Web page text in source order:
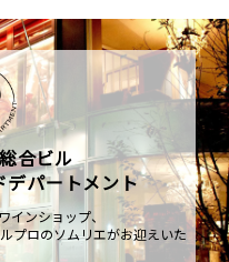
合ビル
デパートメント
ンショップ、
プロのソムリエがお迎えいた